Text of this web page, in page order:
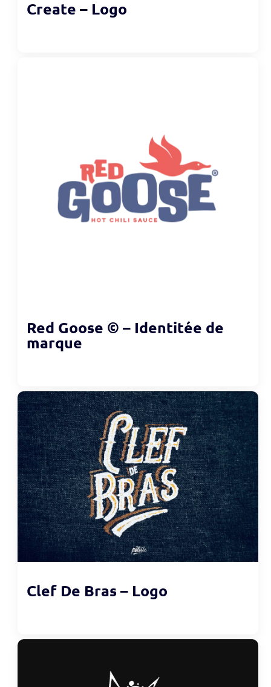
Create – Logo
Red Goose © – Identitée de
marque
Clef De Bras – Logo